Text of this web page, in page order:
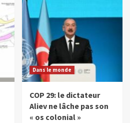
Dans le monde
COP 29: le dictateur
Aliev ne lâche pas son
« os colonial »